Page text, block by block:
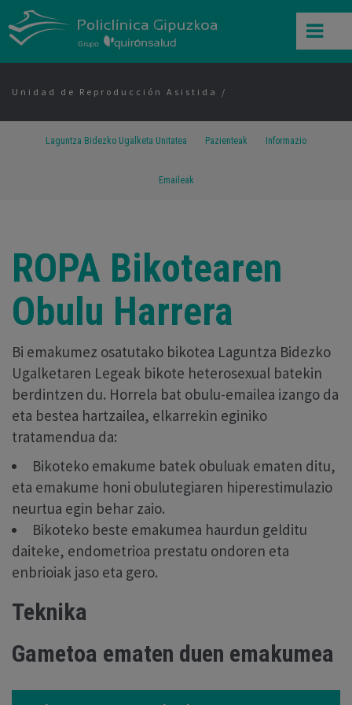
Unidad de Reproducción Asistida
Laguntza Bidezko Ugalketa Unitatea Pazienteak Informazio
Emaileak
ROPA Bikotearen
Obulu Harrera
Bi emakumez osatutako bikotea Laguntza Bidezko
Ugalketaren Legeak bikote heterosexual batekin
berdintzen du. Horrela bat obulu-emailea izango da
eta bestea hartzailea, elkarrekin eginiko
tratamendua da:
Bikoteko emakume batek obuluak ematen ditu,
eta emakume honi obulutegiaren hiperestimulazio
neurtua egin behar zaio.
Bikoteko beste emakumea haurdun gelditu
daiteke, endometrioa prestatu ondoren eta
enbrioiak jaso eta gero.
Teknika
Gametoa ematen duen emakumea